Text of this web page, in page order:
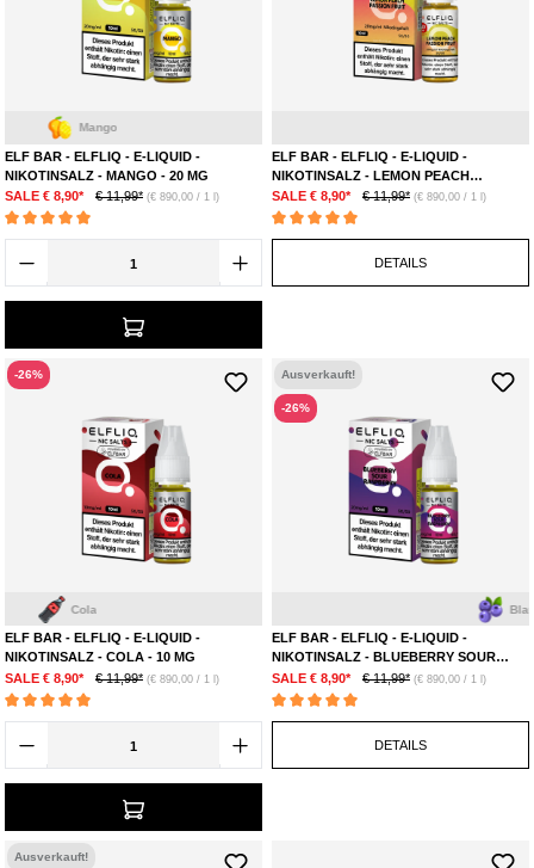
ELF BAR - ELFLIQ - E-LIQUID -
NIKOTINSALZ - MANGO - 20 MG
SALE € 8,90*
€ 11,99* (€ 890,00 / 1 l)
Durchschnittliche Bewertung von 5 von 5 Sternen
ELF BAR - ELFLIQ - E-LIQUID -
NIKOTINSALZ - LEMON PEACH
PASSION FRUIT - 20 MG
SALE € 8,90* € 11,99* (€ 890,00 / 1 l)
Durchschnittliche Bewertung von 5 von 5
DETAILS
-26%
ELF BAR - ELFLIQ - E-LIQUID -
NIKOTINSALZ - COLA - 10 MG
SALE € 8,90*
€ 11,99* (€ 890,00 / 1 l)
Durchschnittliche Bewertung von 5 von 5 Sternen
Ausverkauft!
-26%
Blaubeere
ELF BAR - ELFLIQ - E-LIQUID -
NIKOTINSALZ - BLUEBERRY SOUR
RASPBERRY - 20 MG
SALE € 8,90* € 11,99* (€ 890,00 / 1 l)
Durchschnittliche Bewertung von 5 von 5
DETAILS
Ausverkauft!